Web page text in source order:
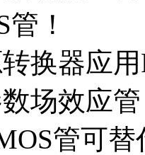
！
换器应
场效应
管可